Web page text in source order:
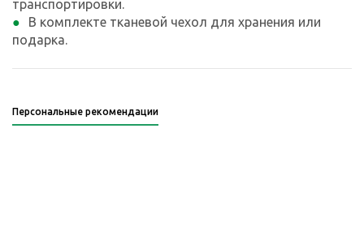
транспортировки.
В комплекте тканевой чехол для хранения или
подарка.
Персональные рекомендации